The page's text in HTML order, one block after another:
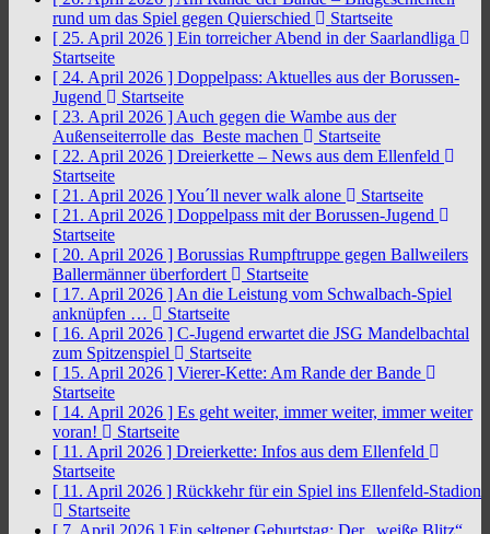
rund um das Spiel gegen Quierschied
Startseite
[ 25. April 2026 ] Ein torreicher Abend in der Saarlandliga
Startseite
[ 24. April 2026 ] Doppelpass: Aktuelles aus der Borussen-
Jugend
Startseite
[ 23. April 2026 ] Auch gegen die Wambe aus der
Außenseiterrolle das Beste machen
Startseite
[ 22. April 2026 ] Dreierkette – News aus dem Ellenfeld
Startseite
[ 21. April 2026 ]You´ll never walk alone
Startseite
[ 21. April 2026 ] Doppelpass mit der Borussen-Jugend
Startseite
[ 20. April 2026 ] Borussias Rumpftruppe gegen Ballweilers
Ballermänner überfordert
Startseite
[ 17. April 2026 ] An die Leistung vom Schwalbach-Spiel
anknüpfen …
Startseite
[ 16. April 2026 ] C-Jugend erwartet die JSG Mandelbachtal
zum Spitzenspiel
Startseite
[ 15. April 2026 ] Vierer-Kette: Am Rande der Bande
Startseite
[ 14. April 2026 ] Es geht weiter, immer weiter, immer weiter
voran!
Startseite
[ 11. April 2026 ] Dreierkette: Infos aus dem Ellenfeld
Startseite
[ 11. April 2026 ] Rückkehr für ein Spiel ins Ellenfeld-Stadion
Startseite
[ 7. April 2026 ] Ein seltener Geburtstag: Der „weiße Blitz“